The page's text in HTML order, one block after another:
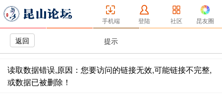
手机端 登陆 社区 昆友圈
返回 提示
读取数据错误,原因：您要访问的链接无效,可能链接不完整,
或数据已被删除！